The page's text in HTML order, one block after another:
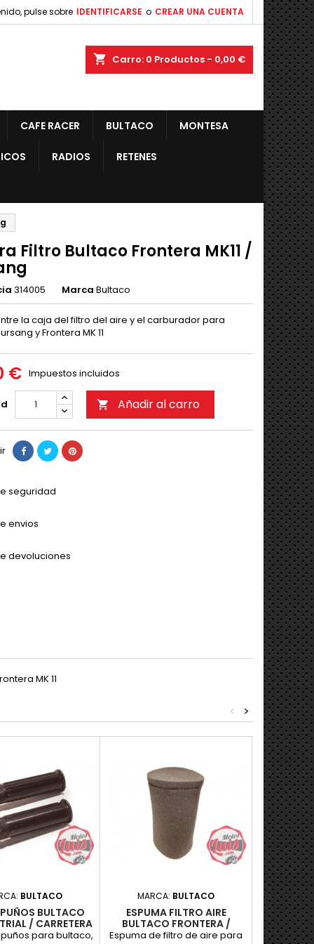
pulse sobre IDENTIFICARSE o CREAR UNA CUENTA
shopping_cart Carro: 0 Productos - 0,00 €
CAFE RACER BULTACO MONTESA
RADIOS RETENES
Filtro Bultaco Frontera MK11 /
314005 Marca Bultaco
la caja del filtro del aire y el carburador para
y Frontera MK 11
€ Impuestos incluidos
 Añadir al carro
seguridad
envios
devoluciones
MK 11
>
<
BULTACO
BULTACO
/ CARRETERA
para bultaco,
MARCA: BULTACO
ESPUMA FILTRO AIRE
BULTACO FRONTERA /
PURSANG
Espuma de filtro de aire para
GOMA
LATERAL
Unidad